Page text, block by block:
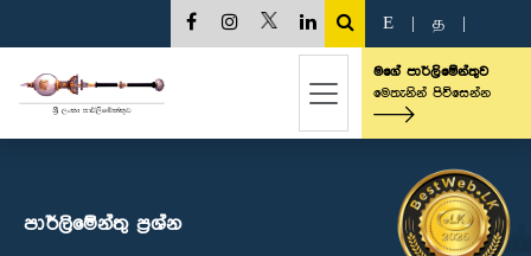
E த
මගේ පාර්ලිමේන්තුව
මෙතැනින් පිවිසෙන්න
පාර්ලි‌මේන්තු‌ ප්‍රශ්න